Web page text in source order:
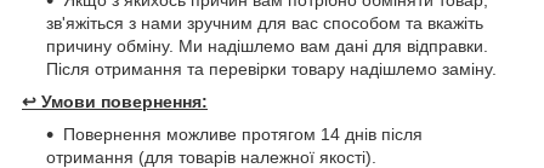
зв'яжіться з нами зручним для вас способом та вкажіть
причину обміну. Ми надішлемо вам дані для відправки.
Після отримання та перевірки товару надішлемо заміну.
↩️ Умови повернення:
Повернення можливе протягом 14 днів після
отримання (для товарів належної якості).